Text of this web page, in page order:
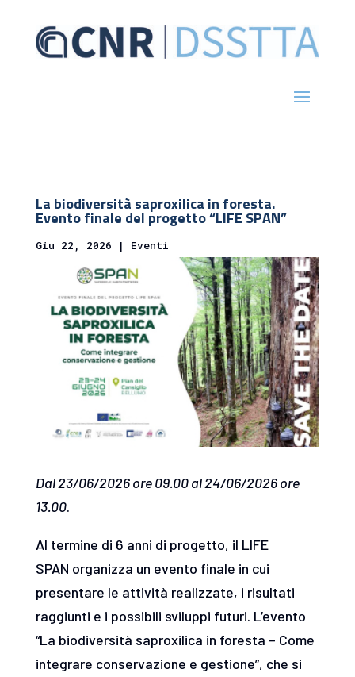
La biodiversità saproxilica in foresta.
Evento finale del progetto “LIFE SPAN”
Giu 22, 2026 | Eventi
Dal 23/06/2026 ore 09.00 al 24/06/2026 ore
13.00.
Al termine di 6 anni di progetto, il LIFE
SPAN organizza un evento finale in cui
presentare le attività realizzate, i risultati
raggiunti e i possibili sviluppi futuri. L’evento
“La biodiversità saproxilica in foresta – Come
integrare conservazione e gestione”, che si